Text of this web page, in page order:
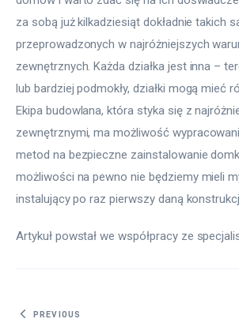
za sobą już kilkadziesiąt dokładnie takich
przeprowadzonych w najróżniejszych
zewnętrznych. Każda działka jest inna –
lub bardziej podmokły, działki mogą mieć
Ekipa budowlana, która styka się z
zewnętrznymi, ma możliwość
metod na bezpieczne zainstalowanie
możliwości na pewno nie będziemy mieli
instalujący po raz pierwszy daną
Artykuł powstał we współpracy ze
Nawigacja wpisu
PREVIOUS